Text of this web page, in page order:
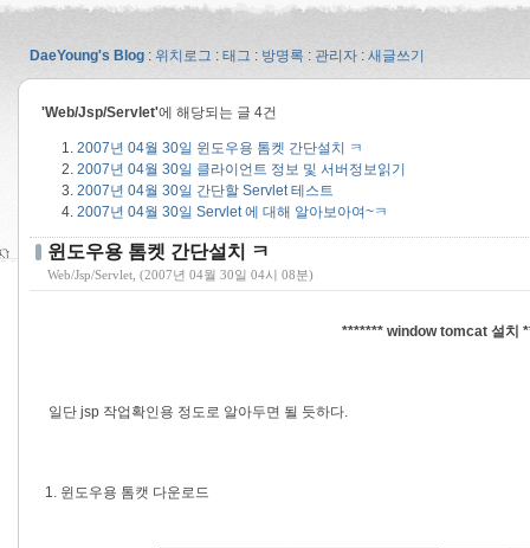
DaeYoung's Blog : 위치로그 : 태그 : 방명록 : 관리자 : 새글쓰기
'Web/Jsp/Servlet'에 해당되는 글 4건
2007년 04월 30일 윈도우용 톰켓 간단설치 ㅋ
2007년 04월 30일 클라이언트 정보 및 서버정보읽기
2007년 04월 30일 간단할 Servlet 테스트
2007년 04월 30일 Servlet 에 대해 알아보아여~ㅋ
윈도우용 톰켓 간단설치 ㅋ
Web/Jsp/Servlet , (2007년 04월 30일 04시 08분)
******* window tomcat 설치
일단 jsp 작업확인용 정도로 알아두면 될 듯하다.
1. 윈도우용 톰캣 다운로드